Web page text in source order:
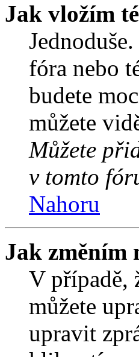
Jak vložím
fóra nebo
budete
můžete
Můžete
v tomto
Nahoru
Jak změním
V případě,
můžete
upravit